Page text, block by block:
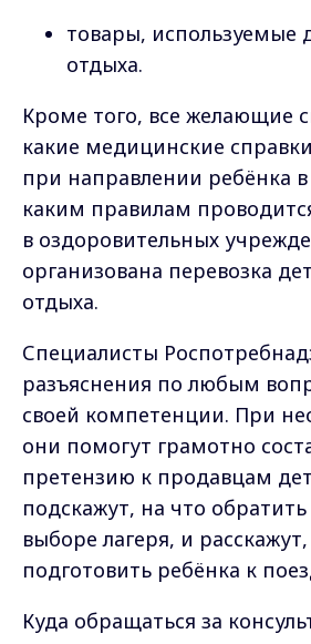
товары, используемые
отдыха.
Кроме того, все желающие
какие медицинские
при направлении ребёнка в
каким правилам
в оздоровительных
организована перевозка
отдыха.
Специалисты
разъяснения по любым
своей компетенции. При
они помогут грамотно
претензию к продавцам
подскажут, на что
выборе лагеря, и
подготовить ребёнка к
Куда обращаться за